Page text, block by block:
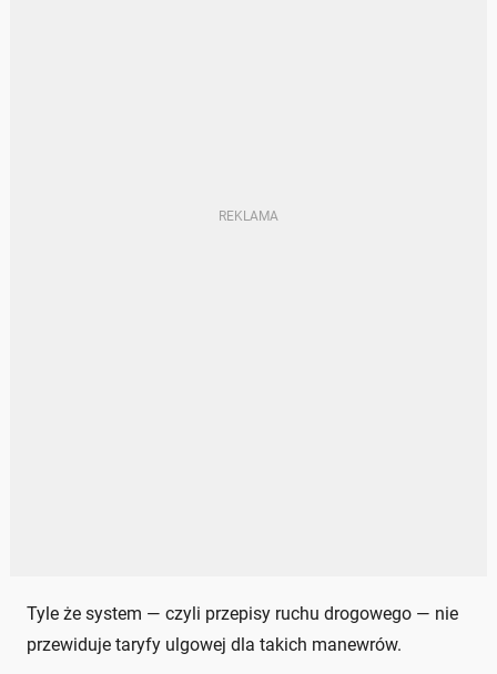
Tyle że system — czyli przepisy ruchu drogowego — nie
przewiduje taryfy ulgowej dla takich manewrów.